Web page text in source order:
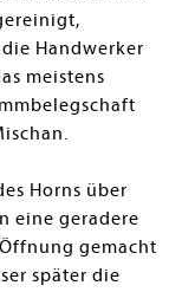
Handwerker
meistens
Horns über
eine geradere
gemacht
später die